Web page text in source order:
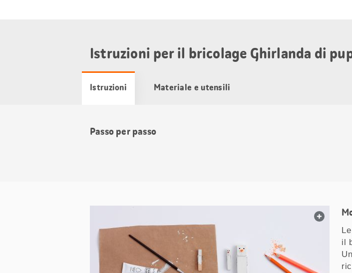
Istruzioni per il bricolage Ghirlanda di
Istruzioni Materiale e utensili
Passo per passo
il